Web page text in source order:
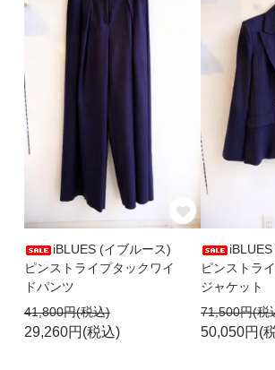
iBLUES (イブルース)
ピンストライプタックワイ
ドパンツ
41,800円(税込)
29,260円(税込)
ピンストラ
ジャケット
71,500円(税
50,050円(